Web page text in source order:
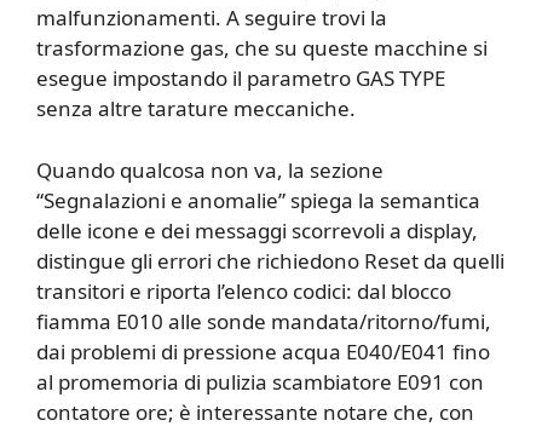
malfunzionamenti. A seguire trovi la
trasformazione gas, che su queste macchine si
esegue impostando il parametro GAS TYPE
senza altre tarature meccaniche.
Quando qualcosa non va, la sezione
“Segnalazioni e anomalie” spiega la semantica
delle icone e dei messaggi scorrevoli a display,
distingue gli errori che richiedono Reset da quelli
transitori e riporta l’elenco codici: dal blocco
fiamma E010 alle sonde mandata/ritorno/fumi,
dai problemi di pressione acqua E040/E041 fino
al promemoria di pulizia scambiatore E091 con
contatore ore; è interessante notare che, con